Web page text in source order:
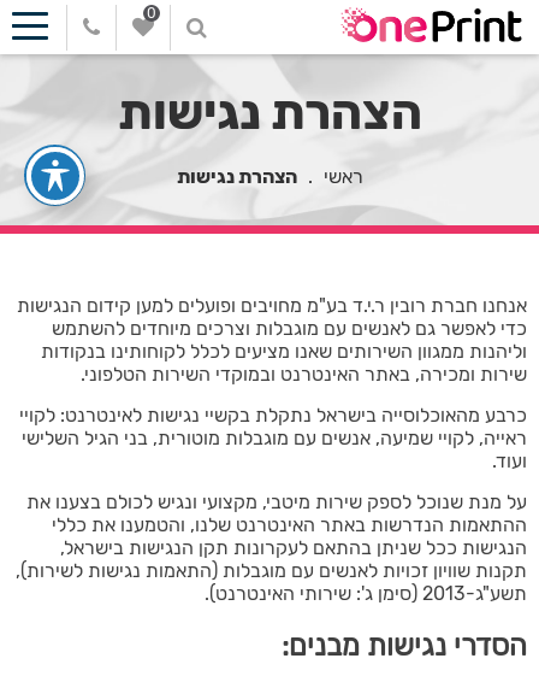
0
הצהרת נגישות
ראשי . הצהרת נגישות
אנחנו חברת רובין ר.י.ד בע"מ מחויבים ופועלים למען קידום הנגישות
כדי לאפשר גם לאנשים עם מוגבלות וצרכים מיוחדים להשתמש
וליהנות ממגוון השירותים שאנו מציעים לכלל לקוחותינו בנקודות
שירות ומכירה, באתר האינטרנט ובמוקדי השירות הטלפוני.
כרבע מהאוכלוסייה בישראל נתקלת בקשיי נגישות לאינטרנט: לקויי
ראייה, לקויי שמיעה, אנשים עם מוגבלות מוטורית, בני הגיל השלישי
ועוד.
על מנת שנוכל לספק שירות מיטבי, מקצועי ונגיש לכולם בצענו את
ההתאמות הנדרשות באתר האינטרנט שלנו, והטמענו את כללי
הנגישות ככל שניתן בהתאם לעקרונות תקן הנגישות בישראל,
תקנות שוויון זכויות לאנשים עם מוגבלות (התאמות נגישות לשירות),
תשע"ג-2013 (סימן ג': שירותי האינטרנט).
הסדרי נגישות מבנים: